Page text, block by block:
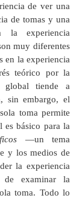
de ver una
de tomas y una
la experiencia
muy diferentes
en la experiencia
teórico por la
global tiende a
sin embargo, el
toma permite
es básico para la
—un tema
y los medios de
la experiencia
de examinar la
toma. Todo lo